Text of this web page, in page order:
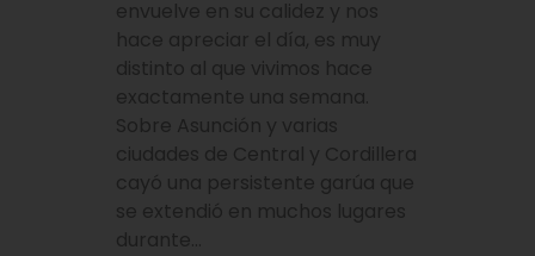
envuelve en su calidez y nos
hace apreciar el día, es muy
distinto al que vivimos hace
exactamente una semana.
Sobre Asunción y varias
ciudades de Central y Cordillera
cayó una persistente garúa que
se extendió en muchos lugares
durante...